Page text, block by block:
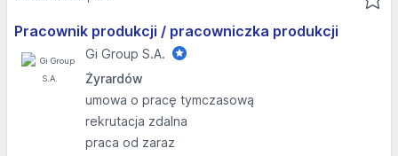
Pracownik produkcji / pracowniczka produkcji
Gi Group S.A.
Żyrardów
umowa o pracę tymczasową
rekrutacja zdalna
praca od zaraz